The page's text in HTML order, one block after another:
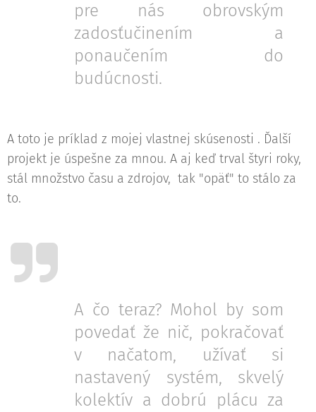
pre nás obrovským
zadosťučinením a
ponaučením do
budúcnosti.
A toto je príklad z mojej vlastnej skúsenosti . Ďalší
projekt je úspešne za mnou. A aj keď trval štyri roky,
stál množstvo času a zdrojov, tak "opäť" to stálo za
to.
A čo teraz? Mohol by som
povedať že nič, pokračovať
v načatom, užívať si
nastavený systém, skvelý
kolektív a dobrú plácu za